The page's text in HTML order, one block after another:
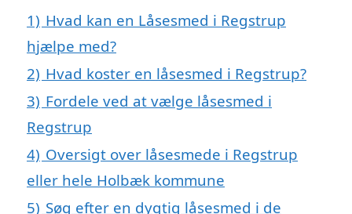
1) Hvad kan en Låsesmed i Regstrup
hjælpe med?
2) Hvad koster en låsesmed i Regstrup?
3) Fordele ved at vælge låsesmed i
Regstrup
4) Oversigt over låsesmede i Regstrup
eller hele Holbæk kommune
5) Søg efter en dygtig låsesmed i de